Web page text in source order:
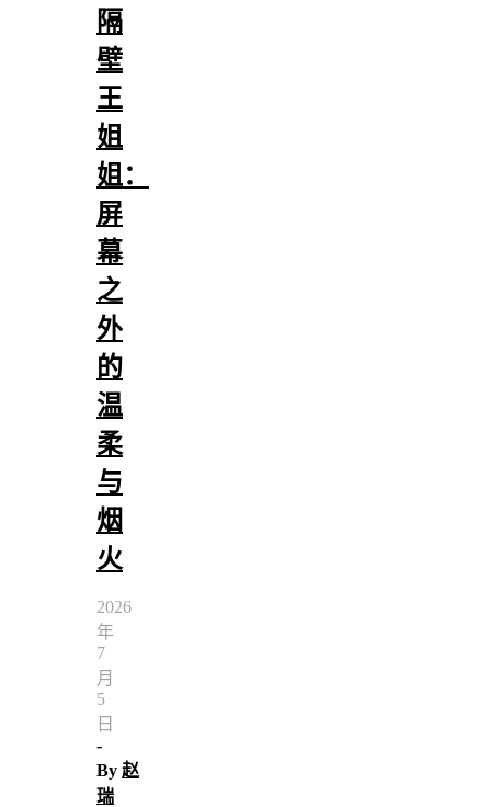
隔
壁
王
姐
姐：
屏
幕
之
外
的
温
柔
与
烟
火
2026
年
7
月
5
日
-
By 赵
瑞